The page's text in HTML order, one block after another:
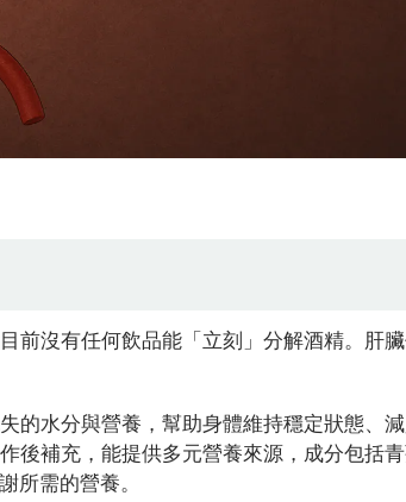
前沒有任何飲品能「立刻」分解酒精。肝
的水分與營養，幫助身體維持穩定狀態、
後補充，能提供多元營養來源，成分包括
所需的營養。